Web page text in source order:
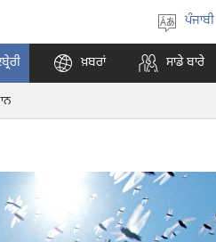
ਚੁਣੋ
ਪੰਜਾਬੀ
ਖ਼ਬਰਾਂ ਸਾਡੇ ਬਾਰੇ